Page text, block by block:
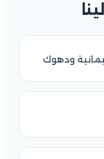
ودهوك